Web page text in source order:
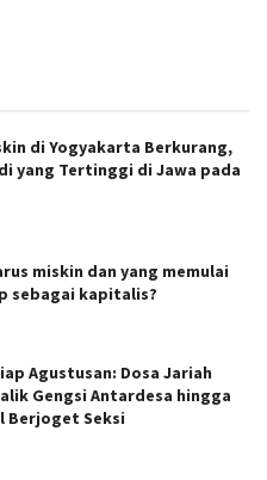
di Yogyakarta Berkurang,
yang Tertinggi di Jawa pada
miskin dan yang memulai
sebagai kapitalis?
Agustusan: Dosa Jariah
Gengsi Antardesa hingga
Berjoget Seksi